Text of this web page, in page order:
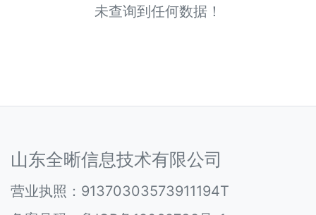
未查询到任何数据！
山东全晰信息技术有限公司
营业执照：91370303573911194T